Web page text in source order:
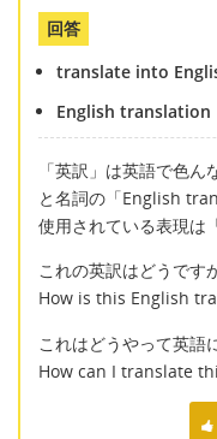
回答
translate into
English translation
「英訳」は英語で色
と名詞の「English
使用されている表現は
これの英訳はどうです
How is this English
これはどうやって英語
How can I translate